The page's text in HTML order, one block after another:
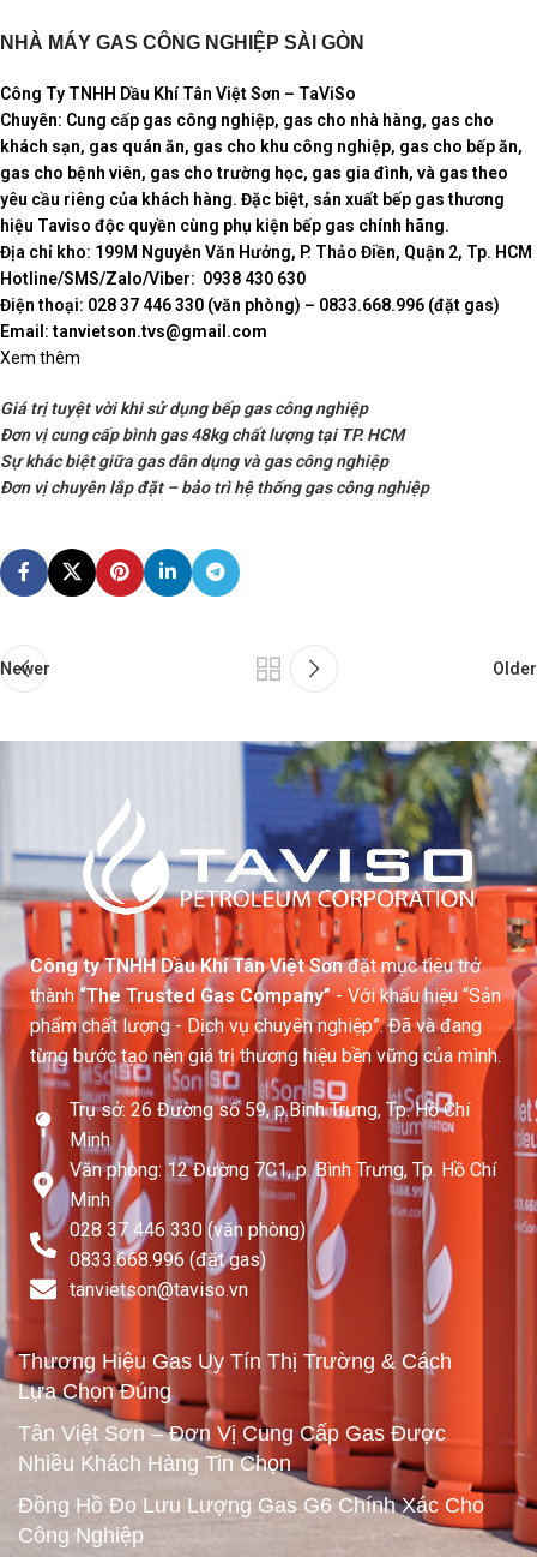
NHÀ MÁY GAS CÔNG NGHIỆP SÀI GÒN
Công Ty TNHH Dầu Khí Tân Việt Sơn – TaViSo
Chuyên: Cung cấp gas công nghiệp, gas cho nhà hàng, gas cho
khách sạn, gas quán ăn, gas cho khu công nghiệp, gas cho bếp ăn,
gas cho bệnh viên, gas cho trường học, gas gia đình, và gas theo
yêu cầu riêng của khách hàng. Đặc biệt, sản xuất bếp gas thương
hiệu Taviso độc quyền cùng phụ kiện bếp gas chính hãng.
Địa chỉ kho: 199M Nguyễn Văn Hưởng, P. Thảo Điền, Quận 2, Tp. HCM
Hotline/SMS/Zalo/Viber: 0938 430 630
Điện thoại: 028 37 446 330 (văn phòng) – 0833.668.996 (đặt gas)
Email: tanvietson.tvs@gmail.com
Xem thêm
Giá trị tuyệt vời khi sử dụng bếp gas công nghiệp
Đơn vị cung cấp bình gas 48kg chất lượng tại TP. HCM
Sự khác biệt giữa gas dân dụng và gas công nghiệp
Đơn vị chuyên lắp đặt – bảo trì hệ thống gas công nghiệp
Newer Older
Công ty TNHH Dầu Khí Tân Việt Sơnđặt mục tiêu trở
thành “The Trusted Gas Company”- Với khẩu hiệu “Sản
phẩm chất lượng - Dịch vụ chuyên nghiệp”. Đã và đang
từng bước tạo nên giá trị thương hiệu bền vững của mình.
Trụ sở: 26 Đường số 59, p.Bình Trưng, Tp. Hồ Chí
Minh
Văn phòng: 12 Đường 7C1, p. Bình Trưng, Tp. Hồ Chí
Minh
028 37 446 330 (văn phòng)
0833.668.996 (đặt gas)
tanvietson@taviso.vn​
Thương Hiệu Gas Uy Tín Thị Trường & Cách
Lựa Chọn Đúng
Tân Việt Sơn – Đơn Vị Cung Cấp Gas Được
Nhiều Khách Hàng Tin Chọn
Đồng Hồ Đo Lưu Lượng Gas G6 Chính Xác Cho
Công Nghiệp